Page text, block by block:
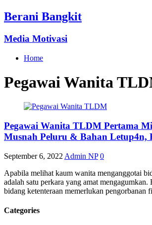
Berani Bangkit
Media Motivasi
Home
Pegawai Wanita
Pegawai Wanita TLDM Pertama
Musnah Peluru & Bahan Letup4n,
September 6, 2022 Admin NP 0
Apabila melihat kaum wanita menganggotai
adalah satu perkara yang amat mengagumkan.
bidang ketenteraan memerlukan pengorbanan
Categories